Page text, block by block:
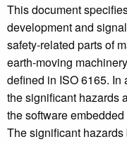
This document
development and
safety-related parts of
earth-moving
defined in ISO 6165.
the significant hazards
the software
The significant